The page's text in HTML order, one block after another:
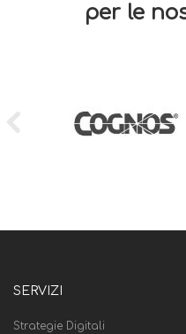
per le
SERVIZI
Strategie Digitali